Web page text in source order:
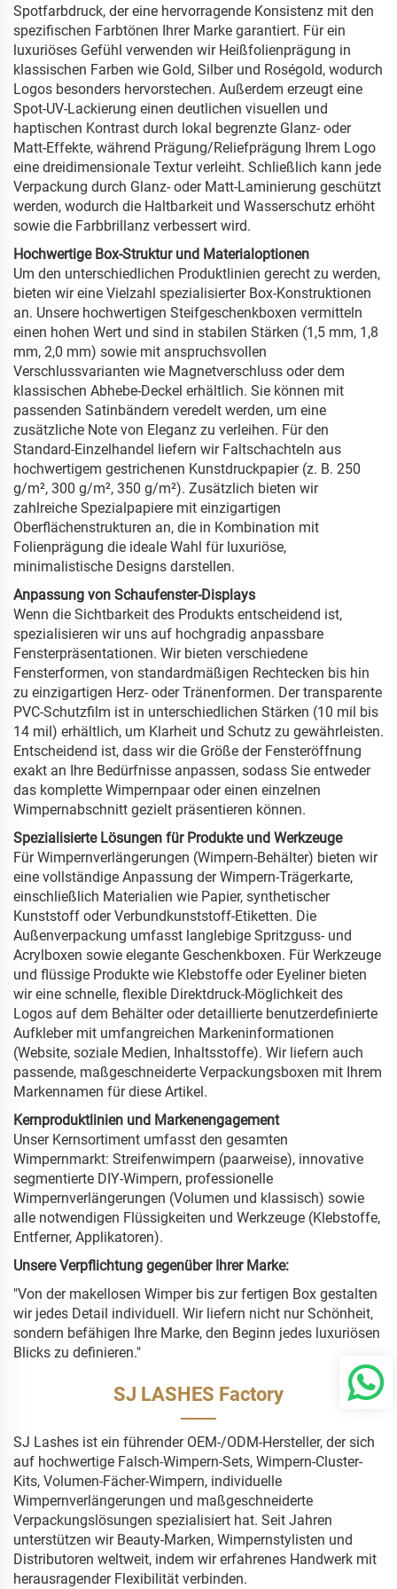
Spotfarbdruck, der eine hervorragende Konsistenz mit den
spezifischen Farbtönen Ihrer Marke garantiert. Für ein
luxuriöses Gefühl verwenden wir Heißfolienprägung in
klassischen Farben wie Gold, Silber und Roségold, wodurch
Logos besonders hervorstechen. Außerdem erzeugt eine
Spot-UV-Lackierung einen deutlichen visuellen und
haptischen Kontrast durch lokal begrenzte Glanz- oder
Matt-Effekte, während Prägung/Reliefprägung Ihrem Logo
eine dreidimensionale Textur verleiht. Schließlich kann jede
Verpackung durch Glanz- oder Matt-Laminierung geschützt
werden, wodurch die Haltbarkeit und Wasserschutz erhöht
sowie die Farbbrillanz verbessert wird.
Hochwertige Box-Struktur und Materialoptionen
Um den unterschiedlichen Produktlinien gerecht zu werden,
bieten wir eine Vielzahl spezialisierter Box-Konstruktionen
an. Unsere hochwertigen Steifgeschenkboxen vermitteln
einen hohen Wert und sind in stabilen Stärken (1,5 mm, 1,8
mm, 2,0 mm) sowie mit anspruchsvollen
Verschlussvarianten wie Magnetverschluss oder dem
klassischen Abhebe-Deckel erhältlich. Sie können mit
passenden Satinbändern veredelt werden, um eine
zusätzliche Note von Eleganz zu verleihen. Für den
Standard-Einzelhandel liefern wir Faltschachteln aus
hochwertigem gestrichenen Kunstdruckpapier (z. B. 250
g/m², 300 g/m², 350 g/m²). Zusätzlich bieten wir
zahlreiche Spezialpapiere mit einzigartigen
Oberflächenstrukturen an, die in Kombination mit
Folienprägung die ideale Wahl für luxuriöse,
minimalistische Designs darstellen.
Anpassung von Schaufenster-Displays
Wenn die Sichtbarkeit des Produkts entscheidend ist,
spezialisieren wir uns auf hochgradig anpassbare
Fensterpräsentationen. Wir bieten verschiedene
Fensterformen, von standardmäßigen Rechtecken bis hin
zu einzigartigen Herz- oder Tränenformen. Der transparente
PVC-Schutzfilm ist in unterschiedlichen Stärken (10 mil bis
14 mil) erhältlich, um Klarheit und Schutz zu gewährleisten.
Entscheidend ist, dass wir die Größe der Fensteröffnung
exakt an Ihre Bedürfnisse anpassen, sodass Sie entweder
das komplette Wimpernpaar oder einen einzelnen
Wimpernabschnitt gezielt präsentieren können.
Spezialisierte Lösungen für Produkte und Werkzeuge
Für Wimpernverlängerungen (Wimpern-Behälter) bieten wir
eine vollständige Anpassung der Wimpern-Trägerkarte,
einschließlich Materialien wie Papier, synthetischer
Kunststoff oder Verbundkunststoff-Etiketten. Die
Außenverpackung umfasst langlebige Spritzguss- und
Acrylboxen sowie elegante Geschenkboxen. Für Werkzeuge
und flüssige Produkte wie Klebstoffe oder Eyeliner bieten
wir eine schnelle, flexible Direktdruck-Möglichkeit des
Logos auf dem Behälter oder detaillierte benutzerdefinierte
Aufkleber mit umfangreichen Markeninformationen
(Website, soziale Medien, Inhaltsstoffe). Wir liefern auch
passende, maßgeschneiderte Verpackungsboxen mit Ihrem
Markennamen für diese Artikel.
Kernproduktlinien und Markenengagement
Unser Kernsortiment umfasst den gesamten
Wimpernmarkt: Streifenwimpern (paarweise), innovative
segmentierte DIY-Wimpern, professionelle
Wimpernverlängerungen (Volumen und klassisch) sowie
alle notwendigen Flüssigkeiten und Werkzeuge (Klebstoffe,
Entferner, Applikatoren).
Unsere Verpflichtung gegenüber Ihrer Marke:
"Von der makellosen Wimper bis zur fertigen Box gestalten
wir jedes Detail individuell. Wir liefern nicht nur Schönheit,
sondern befähigen Ihre Marke, den Beginn jedes luxuriösen
Blicks zu definieren."
SJ LASHES Factory
SJ Lashes ist ein führender OEM-/ODM-Hersteller, der sich
auf hochwertige Falsch-Wimpern-Sets, Wimpern-Cluster-
Kits, Volumen-Fächer-Wimpern, individuelle
Wimpernverlängerungen und maßgeschneiderte
Verpackungslösungen spezialisiert hat. Seit Jahren
unterstützen wir Beauty-Marken, Wimpernstylisten und
Distributoren weltweit, indem wir erfahrenes Handwerk mit
herausragender Flexibilität verbinden.